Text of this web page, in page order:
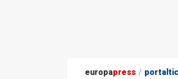
europapress / portaltic